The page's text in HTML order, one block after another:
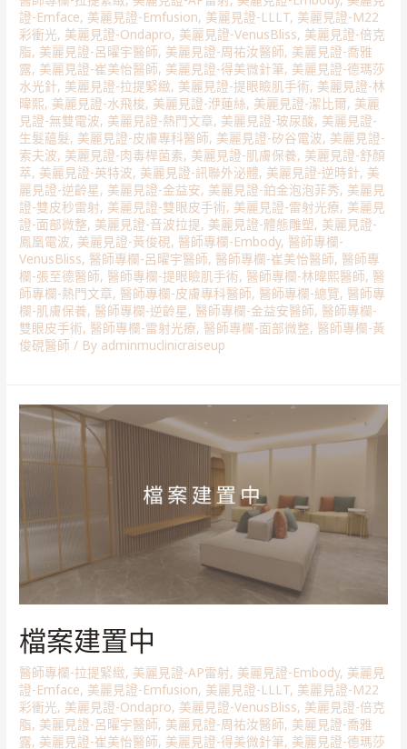
證-Emface, 美麗見證-Emfusion, 美麗見證-LLLT, 美麗見證-M22
彩衝光, 美麗見證-Ondapro, 美麗見證-VenusBliss, 美麗見證-倍克
脂, 美麗見證-呂曜宇醫師, 美麗見證-周祐汝醫師, 美麗見證-喬雅
露, 美麗見證-崔美怡醫師, 美麗見證-得美微針筆, 美麗見證-德瑪莎
水光針, 美麗見證-拉提緊緻, 美麗見證-提眼瞼肌手術, 美麗見證-林
暐熙, 美麗見證-水飛梭, 美麗見證-洢蓮絲, 美麗見證-潔比爾, 美麗
見證-無雙電波, 美麗見證-熱門文章, 美麗見證-玻尿酸, 美麗見證-
生髮蘊髮, 美麗見證-皮膚專科醫師, 美麗見證-矽谷電波, 美麗見證-
索夫波, 美麗見證-肉毒桿菌素, 美麗見證-肌膚保養, 美麗見證-舒顏
萃, 美麗見證-英特波, 美麗見證-訊聯外泌體, 美麗見證-逆時針, 美
麗見證-逆齡星, 美麗見證-金益安, 美麗見證-鉑金泡泡菲秀, 美麗見
證-雙皮秒雷射, 美麗見證-雙眼皮手術, 美麗見證-雷射光療, 美麗見
證-面部微整, 美麗見證-音波拉提, 美麗見證-體態雕塑, 美麗見證-
鳳凰電波, 美麗見證-黃俊硯, 醫師專欄-Embody, 醫師專欄-
VenusBliss, 醫師專欄-呂曜宇醫師, 醫師專欄-崔美怡醫師, 醫師專
欄-張至德醫師, 醫師專欄-提眼瞼肌手術, 醫師專欄-林暐熙醫師, 醫
師專欄-熱門文章, 醫師專欄-皮膚專科醫師, 醫師專欄-總覽, 醫師專
欄-肌膚保養, 醫師專欄-逆齡星, 醫師專欄-金益安醫師, 醫師專欄-
雙眼皮手術, 醫師專欄-雷射光療, 醫師專欄-面部微整, 醫師專欄-黃
俊硯醫師 / By adminmuclinicraiseup
檔案建置中
醫師專欄-拉提緊緻, 美麗見證-AP雷射, 美麗見證-Embody, 美麗見
證-Emface, 美麗見證-Emfusion, 美麗見證-LLLT, 美麗見證-M22
彩衝光, 美麗見證-Ondapro, 美麗見證-VenusBliss, 美麗見證-倍克
脂, 美麗見證-呂曜宇醫師, 美麗見證-周祐汝醫師, 美麗見證-喬雅
露, 美麗見證-崔美怡醫師, 美麗見證-得美微針筆, 美麗見證-德瑪莎